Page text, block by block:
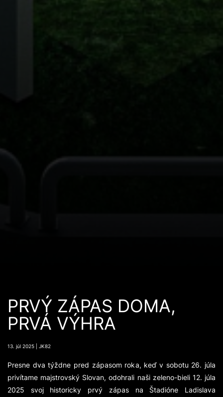
PRVÝ ZÁPAS DOMA,
PRVÁ VÝHRA
13. júl 2025 | JK82
Presne dva týždne pred zápasom roka, keď v sobotu 26. júla
privítame majstrovský Slovan, odohrali naši zeleno-bieli 12. júla
2025 svoj historicky prvý zápas na Štadióne Ladislava